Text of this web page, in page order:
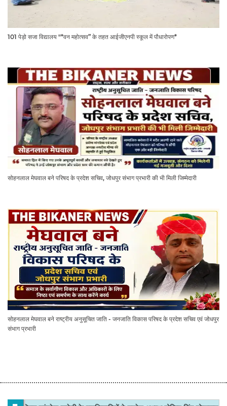
101 पेड़ो सजा विद्यालय "*वन महोत्सव” के तहत आईजीएनपी स्कूल में पौधारोपण*
सोहनलाल मेघवाल बने परिषद के प्रदेश सचिव, जोधपुर संभाग प्रभारी की भी मिली जिम्मेदारी
सोहनलाल मेघवाल बने राष्ट्रीय अनुसूचित जाति - जनजाति विकास परिषद के प्रदेश सचिव एवं जोधपुर
संभाग प्रभारी